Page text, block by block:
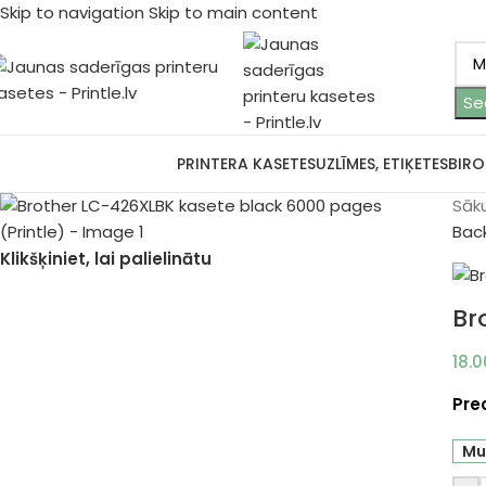
Skip to navigation Skip to main content
PRINTERA KASETESUZLĪMES, ETIĶETES
Klikšķiniet, lai palielinātu